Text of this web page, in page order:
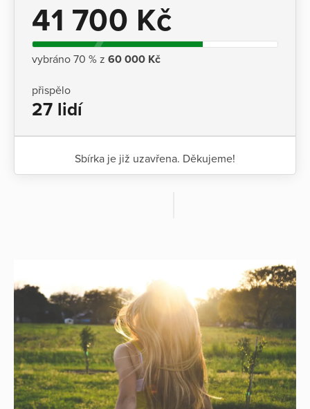
41 700 Kč
vybráno 70 % z 60 000 Kč
přispělo
27 lidí
Sbírka je již uzavřena. Děkujeme!